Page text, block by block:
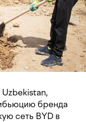
бренда
сеть BYD в